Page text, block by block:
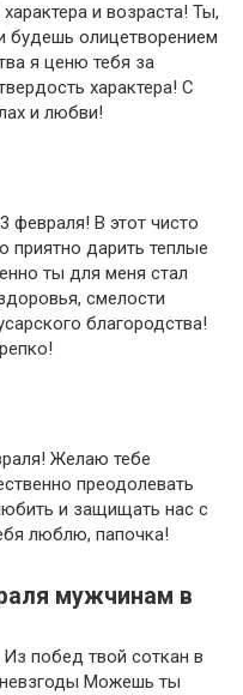
и возраста! Ты,
будешь олицетворением
я ценю тебя за
характера! С
и любви!
В этот чисто
приятно дарить теплые
ты для меня стал
смелости
благородства!
Желаю тебе
преодолевать
и защищать нас с
люблю, папочка!
мужчинам в
побед твой соткан в
невзгоды Можешь ты